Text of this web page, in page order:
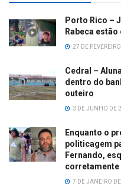
Porto Rico –
Rabeca
27 DE
Cedral –
dentro do
outeiro
3 DE JUNHO DE
Enquanto o
politicagem
Fernando,
corretamente
7 DE JANEIRO